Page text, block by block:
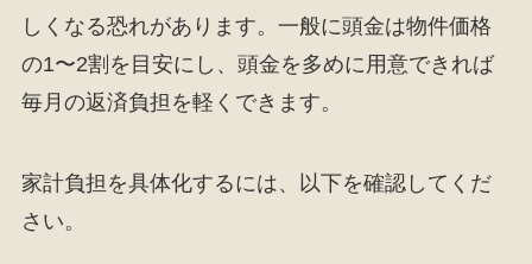
しくなる恐れがあります。一般に頭金は物件価格
の1〜2割を目安にし、頭金を多めに用意できれば
毎月の返済負担を軽くできます。
家計負担を具体化するには、以下を確認してくだ
さい。